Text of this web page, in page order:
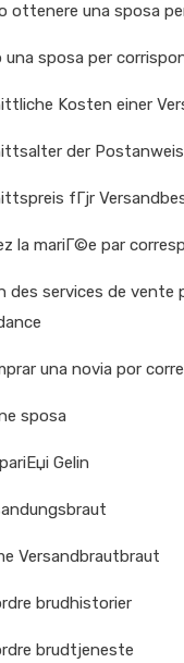
ottenere una sposa
sposa per
Kosten einer
der
fГјr
la mariГ©e par
des services de vente
una novia por
sposa
Gelin
Versandbrautbraut
brudhistorier
brudtjeneste